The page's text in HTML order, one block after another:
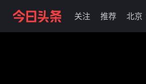
关注 推荐 北京